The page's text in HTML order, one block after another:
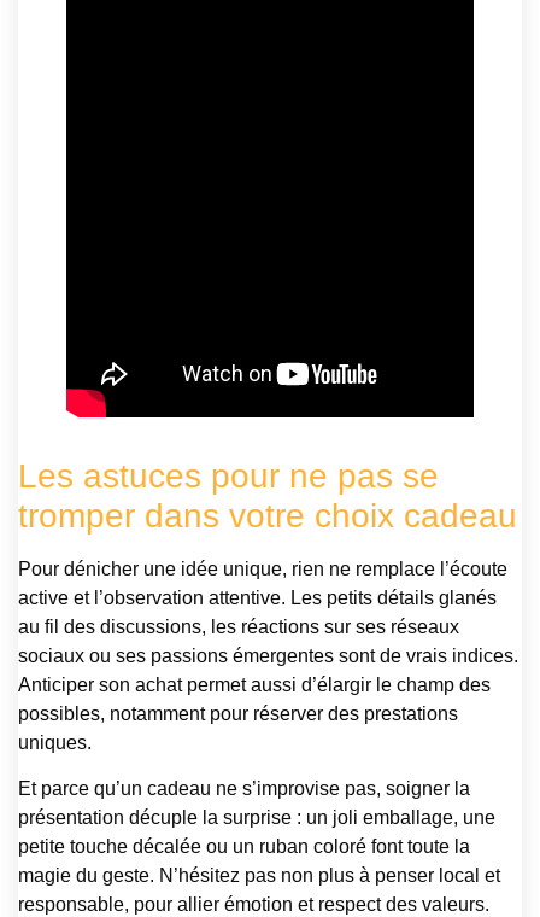
Les astuces pour ne pas se
tromper dans votre choix cadeau
Pour dénicher une idée unique, rien ne remplace l’écoute
active et l’observation attentive. Les petits détails glanés
au fil des discussions, les réactions sur ses réseaux
sociaux ou ses passions émergentes sont de vrais indices.
Anticiper son achat permet aussi d’élargir le champ des
possibles, notamment pour réserver des prestations
uniques.
Et parce qu’un cadeau ne s’improvise pas, soigner la
présentation décuple la surprise : un joli emballage, une
petite touche décalée ou un ruban coloré font toute la
magie du geste. N’hésitez pas non plus à penser local et
responsable, pour allier émotion et respect des valeurs.